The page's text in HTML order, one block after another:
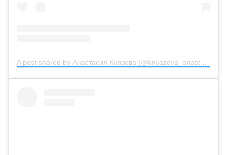
A post shared by Анастасия Князева (@knyazeva_anastasiya_official)